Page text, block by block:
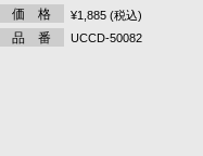
価 格 ¥1,885 (税込)
品 番 UCCD-50082